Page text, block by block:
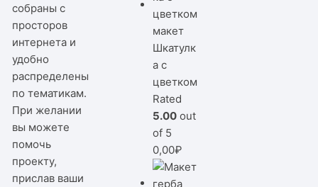
собраны с
просторов
интернета и
удобно
распределены
по тематикам.
При желании
вы можете
помочь
проекту,
прислав ваши
Шкатулк
а с
цветком
Rated
5.00 out
of 5
0,00₽